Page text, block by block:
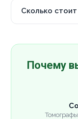
Сколько
Почему